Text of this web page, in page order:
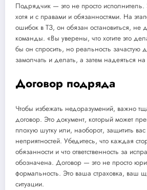
Подрядчик — это не просто
хотя и с правами и обязанностями. На
ошибок в ТЗ, он обязан остановиться, не
команды. «Вы уверены, что хотите это
бы он спросить, но реальность зачастую
замолчать и делать, а затем надеяться на
Договор подряда
Чтобы избежать недоразумений, важно
договор. Это документ, который может
плохую шутку или, наоборот, защитить вас
неприятностей. Убедитесь, что каждая
обязанности и что ответственность за
обозначена. Договор — это не просто
формальность. Это ваша страховка, ваш
ситуации.